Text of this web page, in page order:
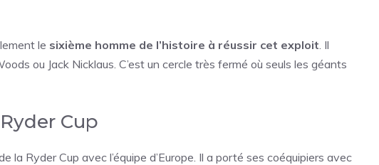
le sixième homme de l’histoire à réussir cet exploit. Il
ou Jack Nicklaus. C’est un cercle très fermé où seuls les géants
Cup
la Ryder Cup avec l’équipe d’Europe. Il a porté ses coéquipiers avec